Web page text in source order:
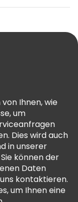
Ihnen, wie
um
Dies wird auch
in unserer
können der
Daten
kontaktieren.
um Ihnen eine